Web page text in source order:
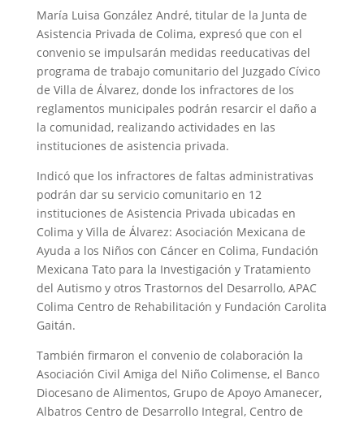
María Luisa González André, titular de la Junta de
Asistencia Privada de Colima, expresó que con el
convenio se impulsarán medidas reeducativas del
programa de trabajo comunitario del Juzgado Cívico
de Villa de Álvarez, donde los infractores de los
reglamentos municipales podrán resarcir el daño a
la comunidad, realizando actividades en las
instituciones de asistencia privada.
Indicó que los infractores de faltas administrativas
podrán dar su servicio comunitario en 12
instituciones de Asistencia Privada ubicadas en
Colima y Villa de Álvarez: Asociación Mexicana de
Ayuda a los Niños con Cáncer en Colima, Fundación
Mexicana Tato para la Investigación y Tratamiento
del Autismo y otros Trastornos del Desarrollo, APAC
Colima Centro de Rehabilitación y Fundación Carolita
Gaitán.
También firmaron el convenio de colaboración la
Asociación Civil Amiga del Niño Colimense, el Banco
Diocesano de Alimentos, Grupo de Apoyo Amanecer,
Albatros Centro de Desarrollo Integral, Centro de